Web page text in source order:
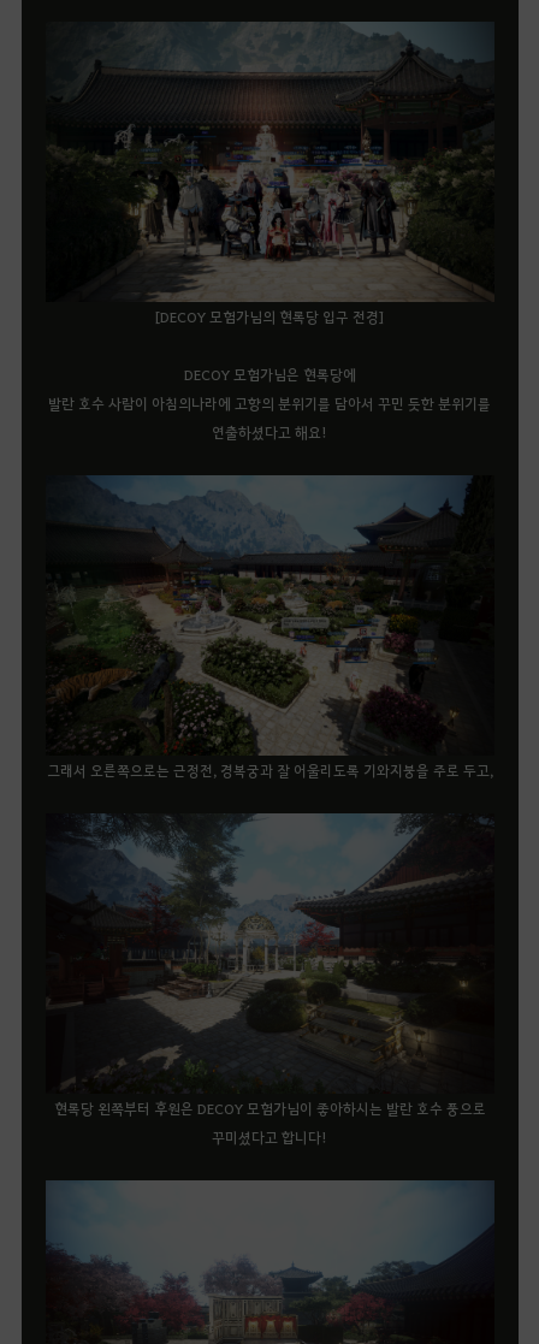
[DECOY 모험가님의 현록당 입구 전경]
DECOY 모험가님은 현록당에
발란 호수 사람이 아침의나라에 고향의 분위기를 담아서 꾸민 듯한 분위기를
연출하셨다고 해요!
그래서 오른쪽으로는 근정전, 경복궁과 잘 어울리도록 기와지붕을 주로 두고,
현록당 왼쪽부터 후원은 DECOY 모험가님이 좋아하시는 발란 호수 풍으로
꾸미셨다고 합니다!